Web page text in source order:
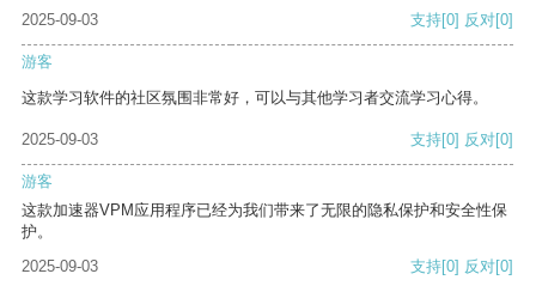
2025-09-03
支持[0] 反对[0]
游客
这款学习软件的社区氛围非常好，可以与其他学习者交流学习心得。
2025-09-03 支持[0] 反对[0]
游客
这款加速器VPM应用程序已经为我们带来了无限的隐私保护和安全性保
护。
2025-09-03
支持[0] 反对[0]